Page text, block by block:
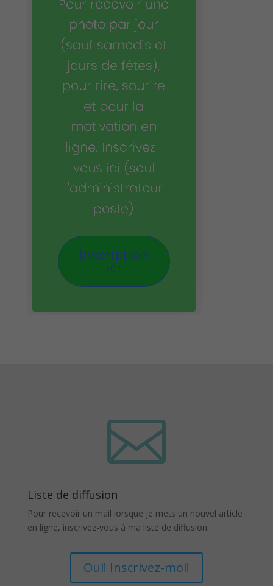

Liste de diffusion
Pour recevoir un mail lorsque je mets un nouvel article
en ligne, inscrivez-vous à ma liste de diffusion.
Oui! Inscrivez-moi!